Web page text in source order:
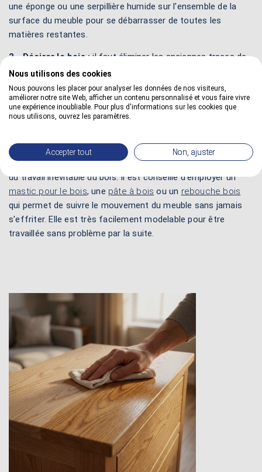
une éponge ou une serpillière humide sur l'ensemble de la
surface du meuble pour se débarrasser de toutes les
matières restantes.
2 - Décirer le bois :il faut éliminer les anciennes traces de
cires, d'huiles ou de graisses à l'aide d'un produit de décirage
adéquat. On obtient ainsi la surface la plus propre possible. Il
permet d'ouvrir les pores pour faciliter l'adhérence de la cire
sans agresser le meuble. Il est indispensable de bien
3 - Traiter les fissures :
il faut traiter auparavant les trous,
les fissures ou les manques qui peuvent apparaître en raison
du travail inévitable du bois. Il est conseillé d'employer un
mastic pour le bois, une pâte à bois ou un rebouche bois
qui permet de suivre le mouvement du meuble sans jamais
s'effriter. Elle est très facilement modelable pour être
travaillée sans problème par la suite.
Nous utilisons des cookies
Nous pouvons les placer pour analyser les données de nos visiteurs,
améliorer notre site Web, afficher un contenu personnalisé et vous faire vivre
une expérience inoubliable. Pour plus d'informations sur les cookies que
nous utilisons, ouvrez les paramètres.
Accepter tout Non, ajuster